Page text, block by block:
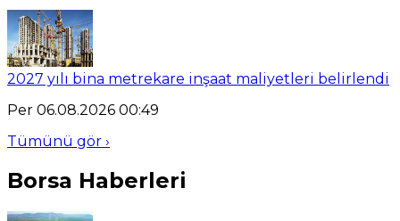
2027 yılı bina metrekare inşaat maliyetleri belirlendi
Per 06.08.2026 00:49
Tümünü gör ›
Borsa Haberleri